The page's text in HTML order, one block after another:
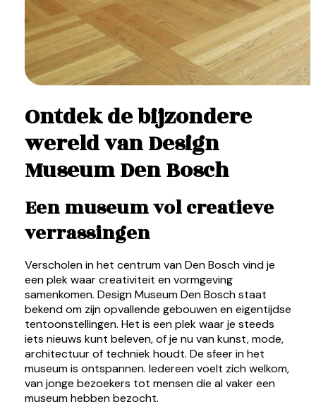
Ontdek de bijzondere
wereld van Design
Museum Den Bosch
Een museum vol creatieve
verrassingen
Verscholen in het centrum van Den Bosch vind je
een plek waar creativiteit en vormgeving
samenkomen. Design Museum Den Bosch staat
bekend om zijn opvallende gebouwen en eigentijdse
tentoonstellingen. Het is een plek waar je steeds
iets nieuws kunt beleven, of je nu van kunst, mode,
architectuur of techniek houdt. De sfeer in het
museum is ontspannen. Iedereen voelt zich welkom,
van jonge bezoekers tot mensen die al vaker een
museum hebben bezocht.